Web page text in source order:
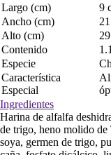
Largo (cm)
9
Ancho (cm)
Alto (cm)
Contenido
Especie
Característica
Especial
Ingredientes
Harina de alfalfa
de trigo, heno molido de
soya, germen de trigo,